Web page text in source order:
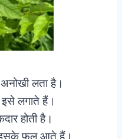
लता है।
लगाते हैं।
होती है।
इसके फूल आते हैं।